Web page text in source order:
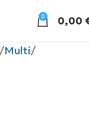
0 0,00
Multi